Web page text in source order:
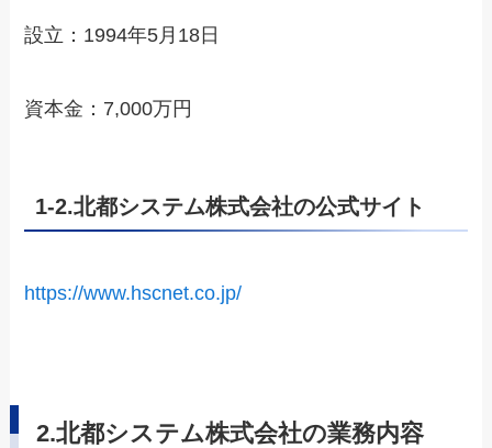
設立：1994年5月18日
資本金：7,000万円
1-2.北都システム株式会社の公式サイト
https://www.hscnet.co.jp/
2.北都システム株式会社の業務内容